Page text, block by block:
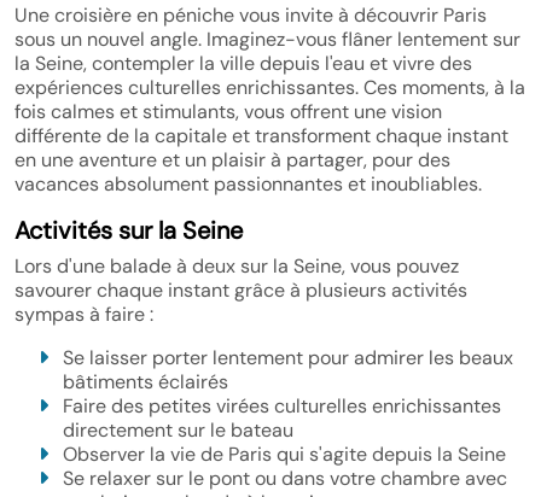
Une croisière en péniche vous invite à découvrir Paris
sous un nouvel angle. Imaginez-vous flâner lentement sur
la Seine, contempler la ville depuis l'eau et vivre des
expériences culturelles enrichissantes. Ces moments, à la
fois calmes et stimulants, vous offrent une vision
différente de la capitale et transforment chaque instant
en une aventure et un plaisir à partager, pour des
vacances absolument passionnantes et inoubliables.
Activités sur la Seine
Lors d'une balade à deux sur la Seine, vous pouvez
savourer chaque instant grâce à plusieurs activités
sympas à faire :
Se laisser porter lentement pour admirer les beaux
bâtiments éclairés
Faire des petites virées culturelles enrichissantes
directement sur le bateau
Observer la vie de Paris qui s'agite depuis la Seine
Se relaxer sur le pont ou dans votre chambre avec